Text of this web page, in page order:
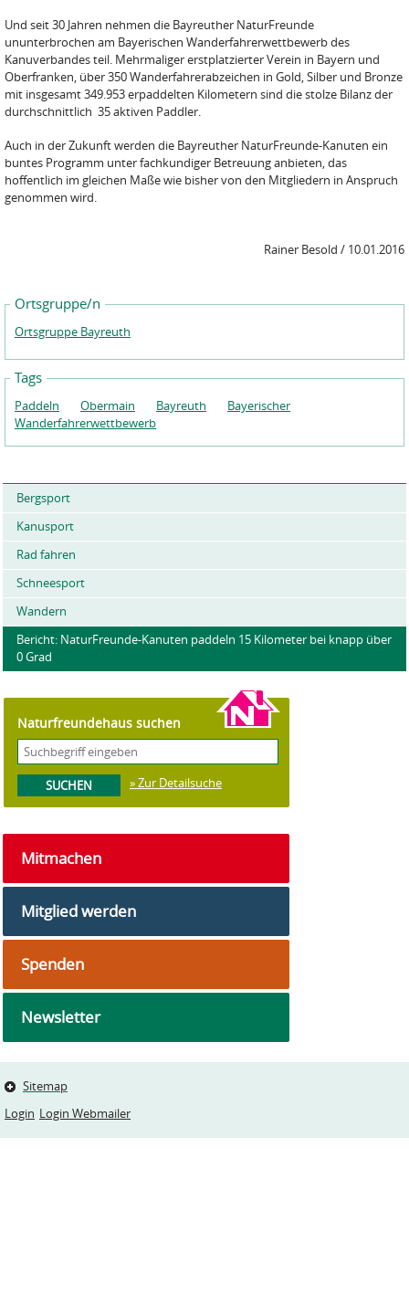
Und seit 30 Jahren nehmen die Bayreuther NaturFreunde
ununterbrochen am Bayerischen Wanderfahrerwettbewerb des
Kanuverbandes teil. Mehrmaliger erstplatzierter Verein in Bayern und
Oberfranken, über 350 Wanderfahrerabzeichen in Gold, Silber und Bronze
mit insgesamt 349.953 erpaddelten Kilometern sind die stolze Bilanz der
durchschnittlich 35 aktiven Paddler.
Auch in der Zukunft werden die Bayreuther NaturFreunde-Kanuten ein
buntes Programm unter fachkundiger Betreuung anbieten, das
hoffentlich im gleichen Maße wie bisher von den Mitgliedern in Anspruch
genommen wird.
Rainer Besold / 10.01.2016
Ortsgruppe/n
Ortsgruppe Bayreuth
Tags
Paddeln Obermain Bayreuth
Bayerischer
Wanderfahrerwettbewerb
Bergsport
Kanusport
Rad fahren
Schneesport
Wandern
Bericht: NaturFreunde-Kanuten paddeln 15 Kilometer bei knapp über
0 Grad
Naturfreundehaus suchen
» Zur Detailsuche
Mitmachen
Mitglied werden
Spenden
Newsletter
Sitemap
Login Login Webmailer